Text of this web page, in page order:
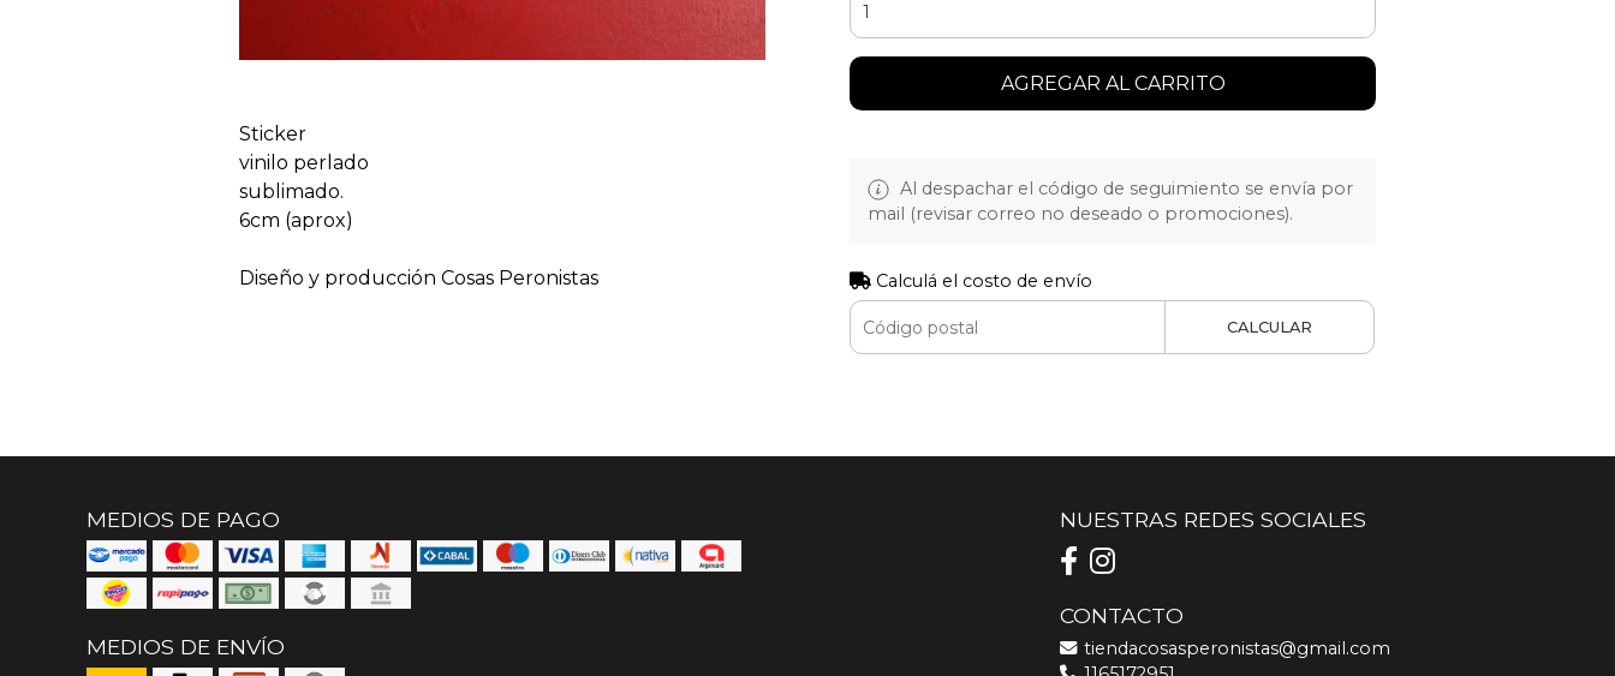
Sticker
vinilo perlado
sublimado.
6cm (aprox)
Diseño y producción Cosas Peronistas
AGREGAR AL CARRITO
Al despachar el código de seguimiento se envía por
mail (revisar correo no deseado o promociones).
Calculá el costo de envío
CALCULAR
MEDIOS DE PAGO
MEDIOS DE ENVÍO
NUESTRAS REDES SOCIALES
CONTACTO
tiendacosasperonistas@gmail.com